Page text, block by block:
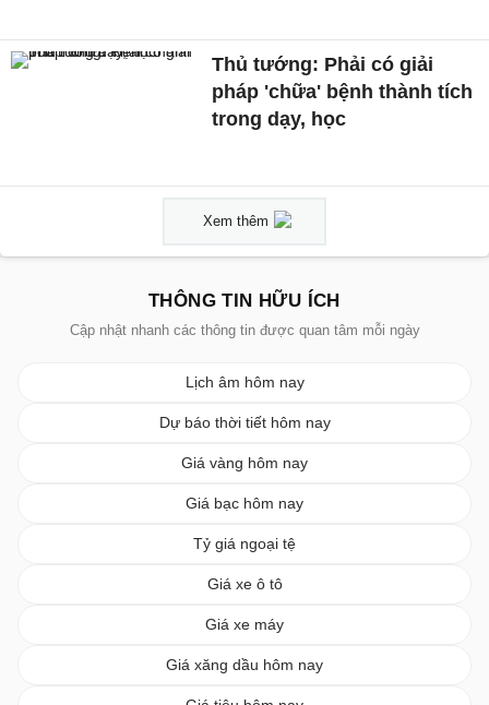
Thủ tướng: Phải có giải
pháp 'chữa' bệnh thành tích
trong dạy, học
Xem thêm
THÔNG TIN HỮU ÍCH
Cập nhật nhanh các thông tin được quan tâm mỗi ngày
Lịch âm hôm nay
Dự báo thời tiết hôm nay
Giá vàng hôm nay
Giá bạc hôm nay
Tỷ giá ngoại tệ
Giá xe ô tô
Giá xe máy
Giá xăng dầu hôm nay